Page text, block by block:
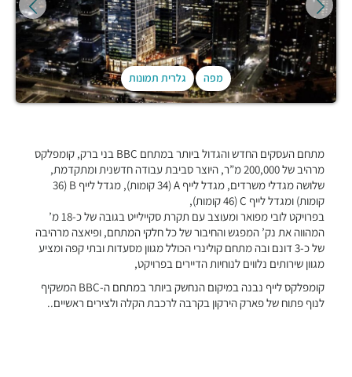
מפה גלרית תמונות
מתחם העסקים החדש והגדול ביותר במתחם BBC בני ברק, קומפלקס
מרהיב של 200,000 מ”ר, היוצר סביבת עבודה חדשנית ומתקדמת,
שלושה מגדלי משרדים, מגדל לייף A (34 קומות), מגדל לייף B (36
קומות) ומגדל לייף C (46 קומות),
בפרויקט לובי מפואר ומעוצב עם תקרת סקיילייט בגובה של כ-18 מ’
המהווה את נק’ המפגש והחיבור של כל חלקי המתחם, ופיאצה מרהיבה
של כ-3 דונם ובה מתחם קולינרי הכולל מגוון מסעדות ובתי קפה ומציע
מגוון שירותים נלווים לנוחיות הדיירים בפרויקט,
קומפלקס לייף נבנה במיקום הנחשק ביותר במתחם ה-BBC המשקיף
לנוף פתוח של פארק הירקון בקרבה לרכבת הקלה ולצירים ראשיים..